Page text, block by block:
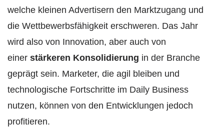
welche kleinen Advertisern den Marktzugang und
die Wettbewerbsfähigkeit erschweren. Das Jahr
wird also von Innovation, aber auch von
einer stärkeren Konsolidierung in der Branche
geprägt sein. Marketer, die agil bleiben und
technologische Fortschritte im Daily Business
nutzen, können von den Entwicklungen jedoch
profitieren.